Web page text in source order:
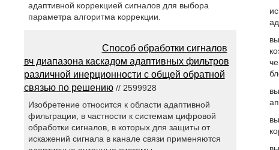
адаптивной коррекцией сигналов для выбора
параметра алгоритма коррекции.
Способ обработки сигналов
вч диапазона каскадом адаптивных фильтров
различной инерционности с общей обратной
связью по решению// 2599928
Изобретение относится к области адаптивной
фильтрации, в частности к системам цифровой
обработки сигналов, в которых для защиты от
искажений сигнала в канале связи применяются